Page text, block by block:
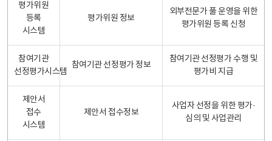
평가위원
등록
시스템
평가위원 정보
외부전문가 풀 운영을 위한
평가위원 등록 신청
참여기관
선정평가시스템
참여기관 선정평가 정보
참여기관 선정평가 수행 및
평가비 지급
제안서
접수
시스템
제안서 접수정보
사업자 선정을 위한 평가·
심의 및 사업관리